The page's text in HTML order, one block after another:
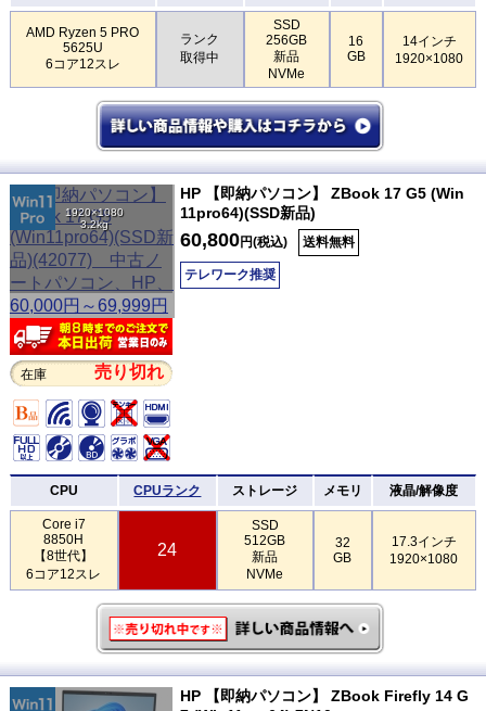
AMD Ryzen 5 PRO
5625U
6コア12スレ
ランク
取得中
SSD
256GB
新品
NVMe
16
GB
14インチ
1920×1080
1920×1080
3.2kg
在庫 売り切れ
HP 【即納パソコン】 ZBook 17 G5 (Win
11pro64)(SSD新品)
60,800円(税込) 送料無料
テレワーク推奨
CPU CPUランク ストレージ メモリ 液晶/解像度
Core i7
8850H
【8世代】
6コア12スレ
24
SSD
512GB
新品
NVMe
32
GB
17.3インチ
1920×1080
HP 【即納パソコン】 ZBook Firefly 14 G